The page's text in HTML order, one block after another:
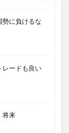
に負けるな
レードも良い
将来